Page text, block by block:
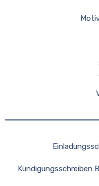
Kündigungsschreiben